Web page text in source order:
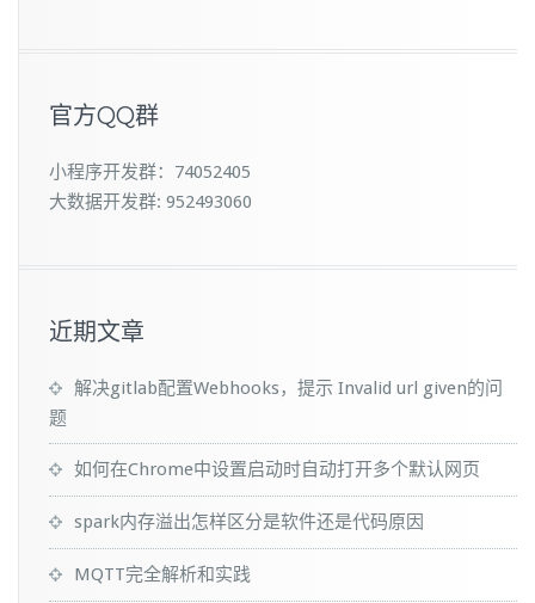
官方QQ群
小程序开发群：74052405
大数据开发群: 952493060
近期文章
解决gitlab配置Webhooks，提示 Invalid url given的问
题
如何在Chrome中设置启动时自动打开多个默认网页
spark内存溢出怎样区分是软件还是代码原因
MQTT完全解析和实践